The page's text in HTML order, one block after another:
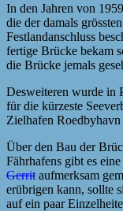
In den Jahren von
die der damals
Festlandanschluss
fertige Brücke bekam
die Brücke jemals
Desweiteren wurde in
für die kürzeste
Zielhafen
Über den Bau der
Fährhafens gibt es
Gerrit aufmerksam
erübrigen kann, sollte
auf ein paar